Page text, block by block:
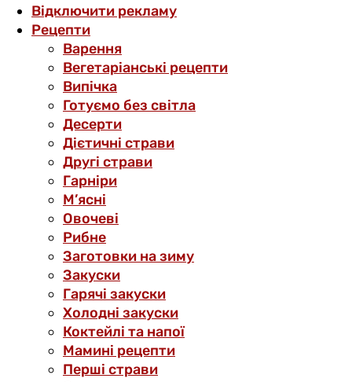
Відключити рекламу
Рецепти
Варення
Вегетаріанські рецепти
Випічка
Готуємо без світла
Десерти
Дієтичні страви
Другі страви
Гарніри
М’ясні
Овочеві
Рибне
Заготовки на зиму
Закуски
Гарячі закуски
Холодні закуски
Коктейлі та напої
Мамині рецепти
Перші страви